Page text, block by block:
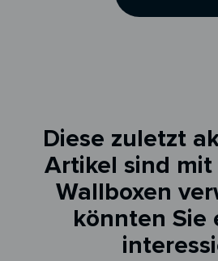
Diese zuletzt
Artikel sind mit
Wallboxen
könnten Sie